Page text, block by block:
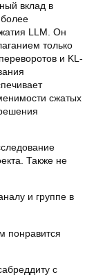
вклад в
LLM. Он
только
и KL-
сжатых
Также не
и группе в
понравится
с